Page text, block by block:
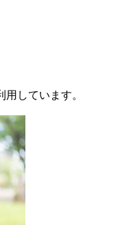
しています。